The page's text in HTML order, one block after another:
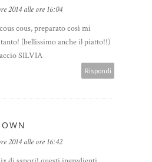
2014 alle ore 16:04
cous, preparato così mi
(bellissimo anche il piatto!!)
SILVIA
Rispondi
2014 alle ore 16:42